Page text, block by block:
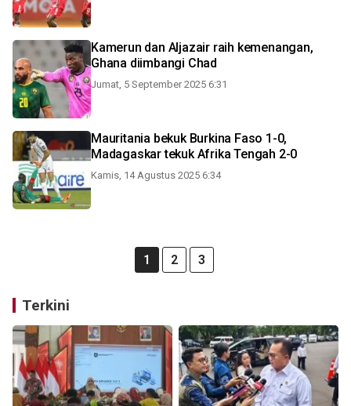
Kamerun dan Aljazair raih kemenangan,
Ghana diimbangi Chad
Jumat, 5 September 2025 6:31
Mauritania bekuk Burkina Faso 1-0,
Madagaskar tekuk Afrika Tengah 2-0
Kamis, 14 Agustus 2025 6:34
1 2 3
Terkini